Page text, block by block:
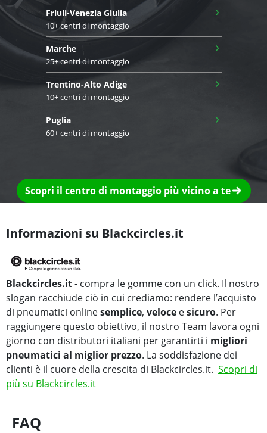
Friuli-Venezia Giulia
10+ centri di montaggio
›
Marche
25+ centri di montaggio
›
Trentino-Alto Adige
10+ centri di montaggio
›
Puglia
60+ centri di montaggio
›
Scopri il centro di montaggio più vicino a te
Informazioni su Blackcircles.it
Blackcircles.it- compra le gomme con un click. Il nostro
slogan racchiude ciò in cui crediamo: rendere l’acquisto
di pneumatici onlinesemplice, veloce esicuro. Per
raggiungere questo obiettivo, il nostro Team lavora ogni
giorno con distributori italiani per garantirti i migliori
pneumatici al miglior prezzo. La soddisfazione dei
clienti è il cuore della crescita di Blackcircles.it. Scopri di
più su Blackcircles.it
FAQ